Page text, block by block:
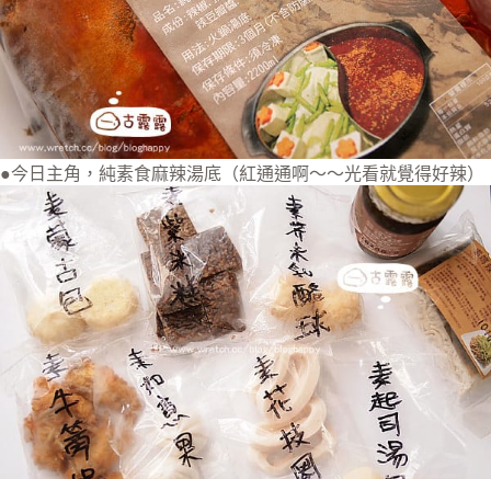
●今日主角，純素食麻辣湯底（紅通通啊～～光看就覺得好辣）